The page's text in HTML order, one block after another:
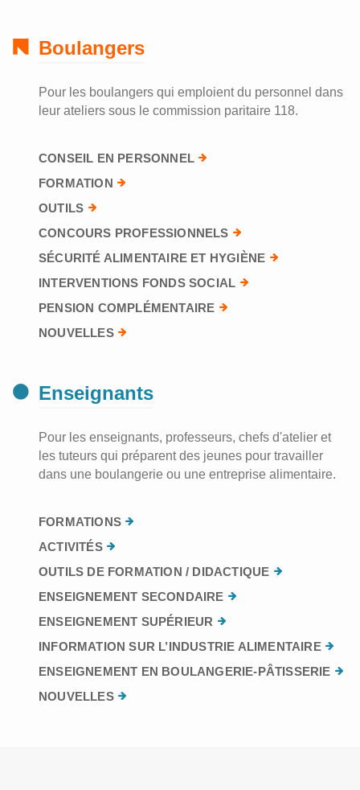
Boulangers
Pour les boulangers qui emploient du personnel dans
leur ateliers sous le commission paritaire 118.
CONSEIL EN PERSONNEL
FORMATION
OUTILS
CONCOURS PROFESSIONNELS
SÉCURITÉ ALIMENTAIRE ET HYGIÈNE
INTERVENTIONS FONDS SOCIAL
PENSION COMPLÉMENTAIRE
NOUVELLES
Enseignants
Pour les enseignants, professeurs, chefs d'atelier et
les tuteurs qui préparent des jeunes pour travailler
dans une boulangerie ou une entreprise alimentaire.
FORMATIONS
ACTIVITÉS
OUTILS DE FORMATION / DIDACTIQUE
ENSEIGNEMENT SECONDAIRE
ENSEIGNEMENT SUPÉRIEUR
INFORMATION SUR L’INDUSTRIE ALIMENTAIRE
ENSEIGNEMENT EN BOULANGERIE-PÂTISSERIE
NOUVELLES